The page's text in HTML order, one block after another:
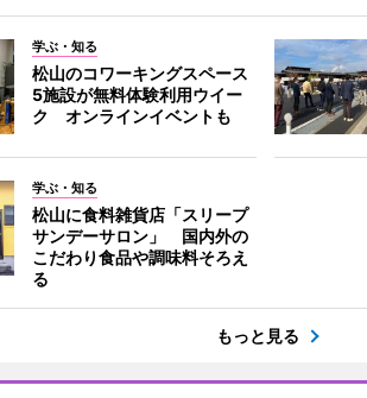
学ぶ・知る
松山のコワーキングスペース
5施設が無料体験利用ウイー
ク オンラインイベントも
学ぶ・知る
松山に食料雑貨店「スリープ
サンデーサロン」 国内外の
こだわり食品や調味料そろえ
る
もっと見る